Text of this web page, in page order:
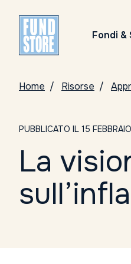
Fondi &
Home Risorse
PUBBLICATO IL 15
La